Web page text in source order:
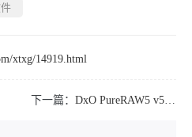
xtxg/14919.html
下一篇：DxO PureRAW5 v5.1.0_Build_6 中文破解版